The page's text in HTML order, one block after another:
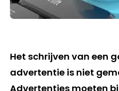
Het schrijven van een
advertentie is niet
Advertenties moeten